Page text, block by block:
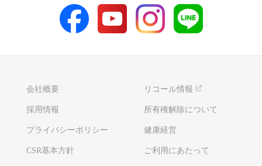
会社概要 リコール情報
採用情報 所有権解除について
プライバシーポリシー 健康経営
CSR基本方針 ご利用にあたって